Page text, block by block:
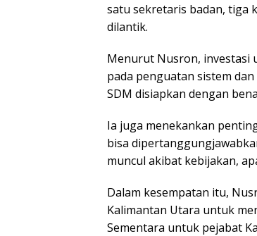
satu sekretaris badan, tiga
dilantik.
Menurut Nusron, investasi
pada penguatan sistem dan
SDM disiapkan dengan
Ia juga menekankan
bisa
muncul akibat kebijakan,
Dalam kesempatan itu,
Kalimantan Utara untuk
Sementara untuk pejabat